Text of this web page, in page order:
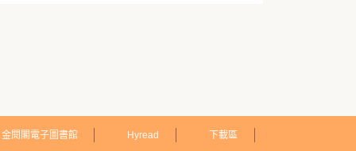
金閱閣電子圖書館 Hyread 下載區